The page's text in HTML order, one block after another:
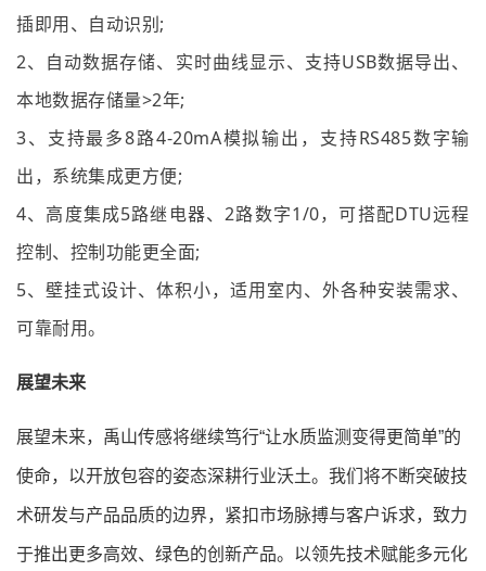
插即用、自动识别;
2、自动数据存储、实时曲线显示、支持USB数据导出、
本地数据存储量>2年;
3、支持最多8路4-20mA模拟输出，支持RS485数字输
出，系统集成更方便;
4、高度集成5路继电器、2路数字1/0，可搭配DTU远程
控制、控制功能更全面;
5、壁挂式设计、体积小，适用室内、外各种安装需求、
可靠耐用。
展望未来
展望未来，禹山传感将继续笃行“让水质监测变得更简单”的
使命，以开放包容的姿态深耕行业沃土。我们将不断突破技
术研发与产品品质的边界，紧扣市场脉搏与客户诉求，致力
于推出更多高效、绿色的创新产品。以领先技术赋能多元化